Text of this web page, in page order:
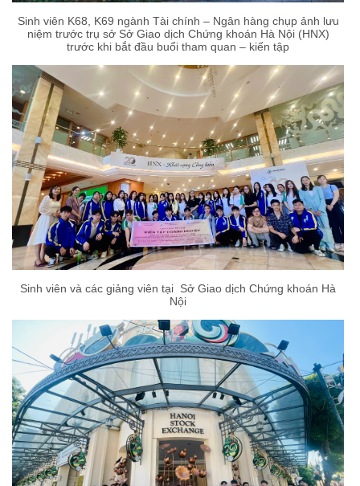
Sinh viên K68, K69 ngành Tài chính – Ngân hàng chụp ảnh lưu
niệm trước trụ sở Sở Giao dịch Chứng khoán Hà Nội (HNX)
trước khi bắt đầu buổi tham quan – kiến tập
Sinh viên và các giảng viên tại Sở Giao dịch Chứng khoán Hà
Nội